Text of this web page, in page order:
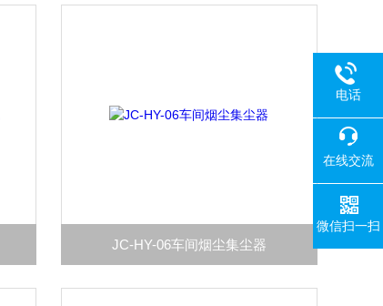
JC-HY-06车间烟尘集尘器
电话
在线交流
微信扫一扫